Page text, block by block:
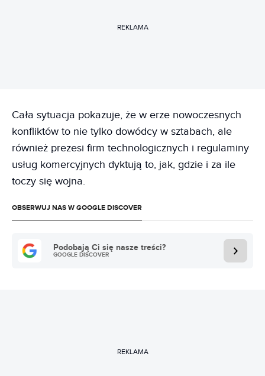
REKLAMA
Cała sytuacja pokazuje, że w erze nowoczesnych
konfliktów to nie tylko dowódcy w sztabach, ale
również prezesi firm technologicznych i regulaminy
usług komercyjnych dyktują to, jak, gdzie i za ile
toczy się wojna.
OBSERWUJ NAS W GOOGLE DISCOVER
Podobają Ci się nasze treści?
GOOGLE DISCOVER
REKLAMA